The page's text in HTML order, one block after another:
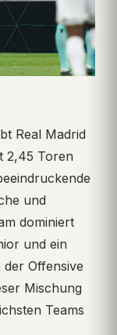
Real Madrid
2,45 Toren
und
dominiert
und ein
Offensive
Mischung
Teams